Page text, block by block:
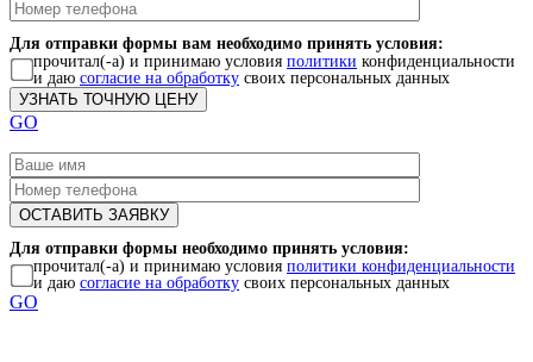
Для отправки формы вам необходимо принять условия:
прочитал(-а) и принимаю условия политики конфиденциальности
и даю согласие на обработку своих персональных данных
GO
Для отправки формы необходимо принять условия:
прочитал(-а) и принимаю условия политики конфиденциальности
и даю согласие на обработку своих персональных данных
GO